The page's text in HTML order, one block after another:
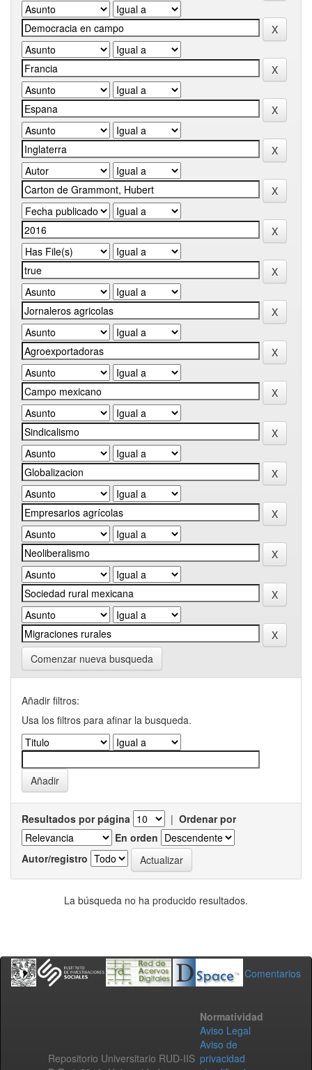
Comenzar nueva busqueda
Añadir filtros:
Usa los filtros para afinar la busqueda.
Resultados por página | Ordenar por
En orden
Autor/registro
La búsqueda no ha producido resultados.
Comentarios
Repositorio Universitario RUD-IIS
Normatividad
Aviso Legal
Aviso de
privacidad